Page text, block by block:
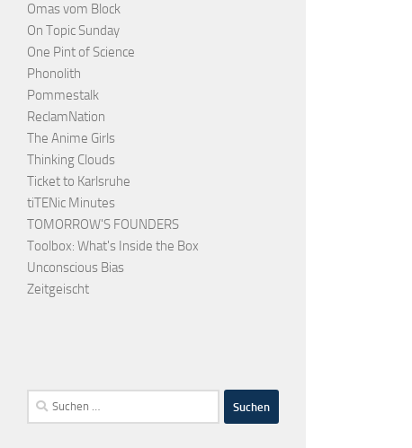
Omas vom Block
On Topic Sunday
One Pint of Science
Phonolith
Pommestalk
ReclamNation
The Anime Girls
Thinking Clouds
Ticket to Karlsruhe
tiTENic Minutes
TOMORROW'S FOUNDERS
Toolbox: What's Inside the Box
Unconscious Bias
Zeitgeischt